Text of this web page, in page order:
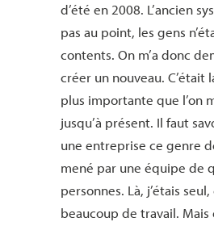
d’été en 2008. L’ancien
pas au point, les gens
contents. On m’a donc
créer un nouveau. C’était
plus importante que l’on
jusqu’à présent. Il faut
une entreprise ce genre
mené par une équipe de
personnes. Là, j’étais
beaucoup de travail. Mais